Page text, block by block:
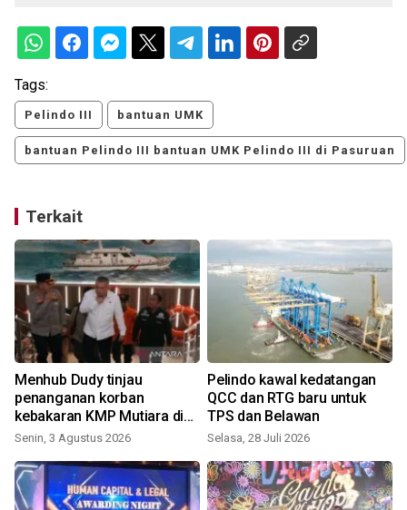
Tags:
Pelindo III bantuan UMK
bantuan Pelindo III bantuan UMK Pelindo III di Pasuruan
Terkait
Menhub Dudy tinjau
penanganan korban
kebakaran KMP Mutiara di
Sumenep
Senin, 3 Agustus 2026
Pelindo kawal kedatangan
QCC dan RTG baru untuk
TPS dan Belawan
Selasa, 28 Juli 2026